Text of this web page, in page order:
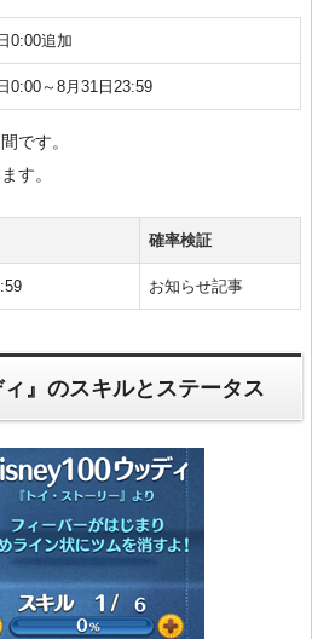
0:00追加
0:00～8月31日23:59
です。
す。
確率検証
お知らせ記事
』のスキルとステータス